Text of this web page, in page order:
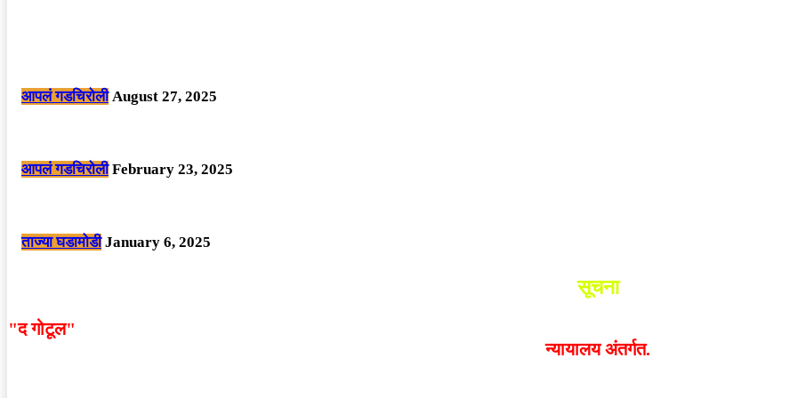
आपलं गडचिरोली August 27, 2025
आपलं गडचिरोली February 23, 2025
ताज्या घडामोडी January 6, 2025
सूचना
"द गोटूल"
न्यायालय अंतर्गत.